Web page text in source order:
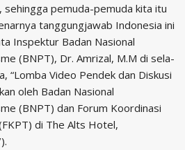
pemuda-pemuda kita itu
tanggungjawab Indonesia ini
Inspektur Badan Nasional
(BNPT), Dr. Amrizal, M.M di sela-
“Lomba Video Pendek dan Diskusi
oleh Badan Nasional
(BNPT) dan Forum Koordinasi
di The Alts Hotel,